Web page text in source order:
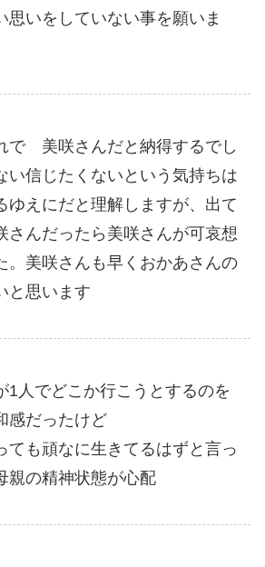
思いをしていない事を願いま
で 美咲さんだと納得するでし
い信じたくないという気持ちは
ゆえにだと理解しますが、出て
さんだったら美咲さんが可哀想
。美咲さんも早くおかあさんの
と思います
1人でどこか行こうとするのを
感だったけど
ても頑なに生きてるはずと言っ
親の精神状態が心配